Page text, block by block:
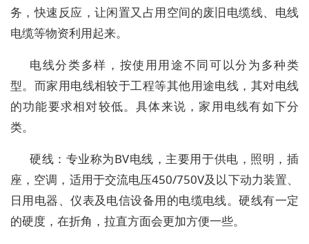
务，快速反应，让闲置又占用空间的废旧电缆线、电线
电缆等物资利用起来。
电线分类多样，按使用用途不同可以分为多种类
型。而家用电线相较于工程等其他用途电线，其对电线
的功能要求相对较低。具体来说，家用电线有如下分
类。
硬线：专业称为BV电线，主要用于供电，照明，插
座，空调，适用于交流电压450/750V及以下动力装置、
日用电器、仪表及电信设备用的电缆电线。硬线有一定
的硬度，在折角，拉直方面会更加方便一些。